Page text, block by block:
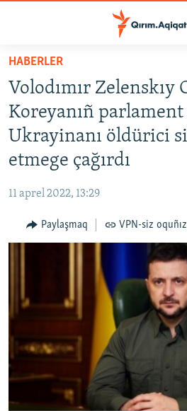
Esas
qaytmaq
Baş
navigatsiyağa
qaytmaq
Qıdıruvğa
HABERLER
İQTİSADİYAT
CEMİYET
İNSAN AQLARI
VİDEO
FİKİR
Русский
QOŞULIÑIZ!
HABERLER
Volodımır Zelenskıy
Koreyanıñ parlament
Ukrayinanı öldürici
etmege çağırdı
11 aprel 2022, 13:29
Paylaşmaq VPN-siz oquñız